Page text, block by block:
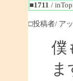
■1711 /
□投稿者/ ア
僕
ま